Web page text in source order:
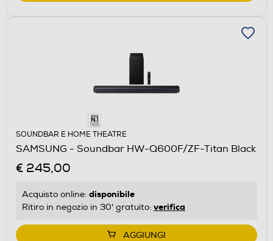
SOUNDBAR E HOME THEATRE
SAMSUNG - Soundbar HW-Q600F/ZF-Titan Black
€ 245,00
Acquisto online: disponibile
Ritiro in negozio in 30' gratuito: verifica
AGGIUNGI